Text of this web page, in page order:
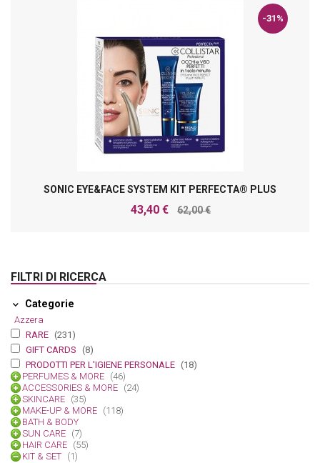
-31%
SONIC EYE&FACE SYSTEM KIT PERFECTA® PLUS
43,40 € 62,00 €
FILTRI DI RICERCA
Categorie
Azzera
RARE (231)
GIFT CARDS (8)
PRODOTTI PER L'IGIENE PERSONALE (18)
PERFUMES & MORE (46)
ACCESSORIES & MORE (24)
SKINCARE (35)
MAKE-UP & MORE (118)
BATH & BODY
SUN CARE (7)
HAIR CARE (55)
KIT & SET (1)